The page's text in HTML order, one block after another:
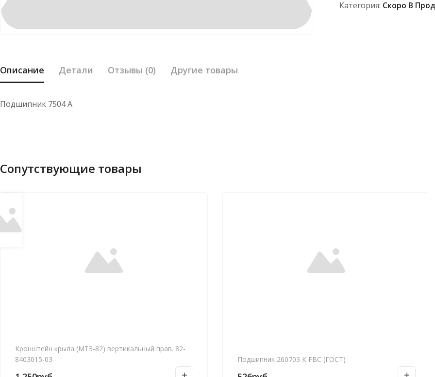
Категория: Скоро В
Описание Детали Отзывы (0) Другие товары
Подшипник 7504 А
Сопутствующие товары
Кронштейн крыла (МТЗ-82) вертикальный прав. 82-
8403015-03
Подшипник 260703 К FBC (ГОСТ)